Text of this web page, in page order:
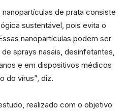
de prata consiste
sustentável, pois evita o
nanopartículas podem ser
sprays nasais, desinfetantes,
e em dispositivos médicos
do vírus”, diz.
realizado com o objetivo